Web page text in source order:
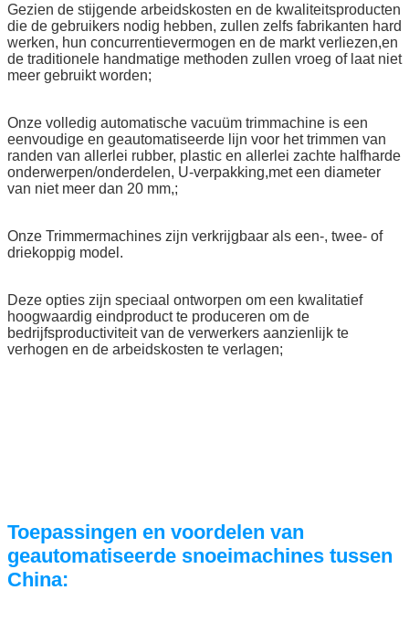
Gezien de stijgende arbeidskosten en de kwaliteitsproducten
die de gebruikers nodig hebben, zullen zelfs fabrikanten hard
werken, hun concurrentievermogen en de markt verliezen,en
de traditionele handmatige methoden zullen vroeg of laat niet
meer gebruikt worden;
Onze volledig automatische vacuüm trimmachine is een
eenvoudige en geautomatiseerde lijn voor het trimmen van
randen van allerlei rubber, plastic en allerlei zachte halfharde
onderwerpen/onderdelen, U-verpakking,met een diameter
van niet meer dan 20 mm,;
Onze Trimmermachines zijn verkrijgbaar als een-, twee- of
driekoppig model.
Deze opties zijn speciaal ontworpen om een kwalitatief
hoogwaardig eindproduct te produceren om de
bedrijfsproductiviteit van de verwerkers aanzienlijk te
verhogen en de arbeidskosten te verlagen;
Toepassingen en voordelen van
geautomatiseerde snoeimachines tussen
China: